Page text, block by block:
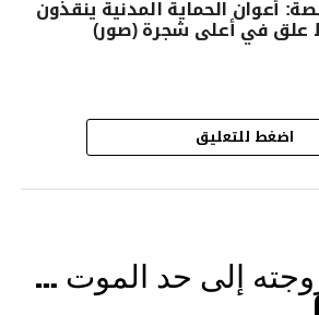
أعوان الحماية المدنية ينقذون
علق في أعلى شجرة (صور)
اضغط للتعليق
إلى حد الموت …